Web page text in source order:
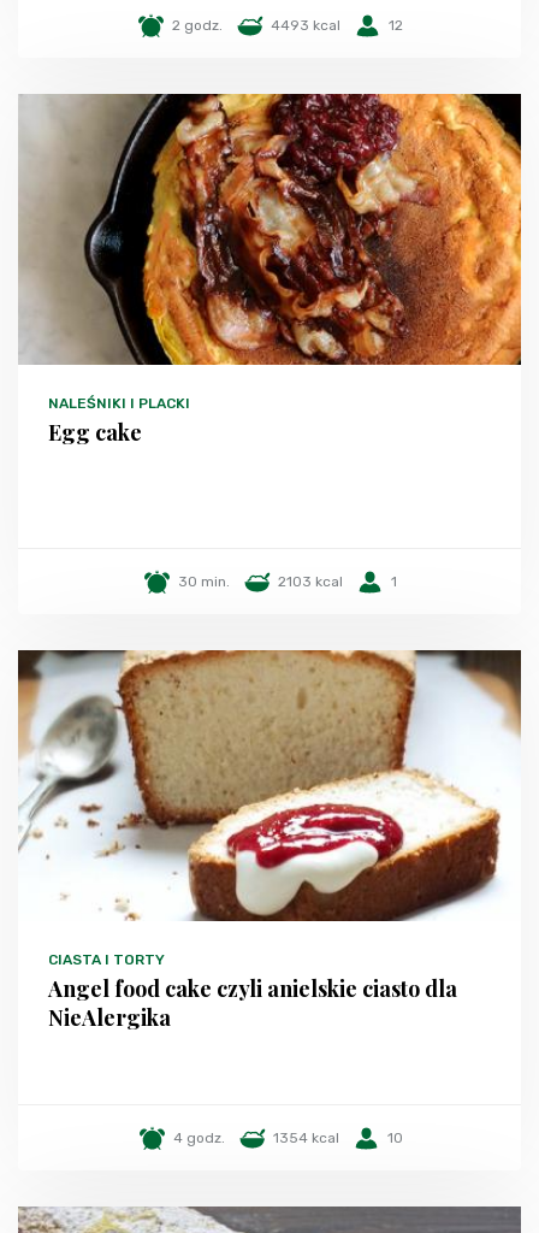
2 godz. 4493 kcal 12
NALEŚNIKI I PLACKI
Egg cake
30 min. 2103 kcal 1
CIASTA I TORTY
Angel food cake czyli anielskie ciasto dla
NieAlergika
4 godz. 1354 kcal 10